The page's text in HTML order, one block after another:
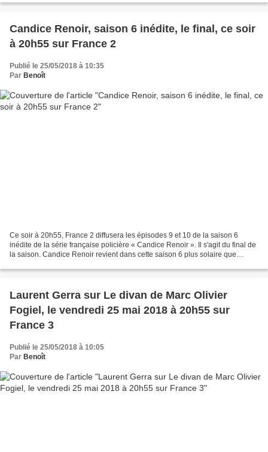
Candice Renoir, saison 6 inédite, le final, ce soir
à 20h55 sur France 2
Publié le 25/05/2018 à 10:35
Par Benoît
Ce soir à 20h55, France 2 diffusera les épisodes 9 et 10 de la saison 6
inédite de la série française policière « Candice Renoir ». Il s'agit du final de
la saison. Candice Renoir revient dans cette saison 6 plus solaire que
Laurent Gerra sur Le divan de Marc Olivier
Fogiel, le vendredi 25 mai 2018 à 20h55 sur
France 3
Publié le 25/05/2018 à 10:05
Par Benoît